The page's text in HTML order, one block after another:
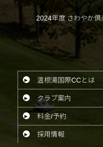
2024年度 さわやか
温根湯国際CCとは
クラブ案内
料金/予約
採用情報